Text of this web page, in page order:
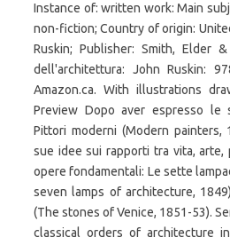
Instance of: written work: Main
non-fiction; Country of origin:
Ruskin; Publisher: Smith, Elder
dell'architettura: John Ruskin:
Amazon.ca. With illustrations
Preview Dopo aver espresso le
Pittori moderni (Modern painters,
sue idee sui rapporti tra vita, arte,
opere fondamentali: Le sette
seven lamps of architecture,
(The stones of Venice, 1851-53).
classical orders of architecture